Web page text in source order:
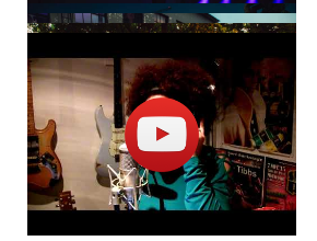
od 1. mája: 15,00 EUR